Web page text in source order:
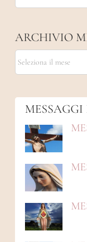
per:
ARCHIVIO
ARCHIVIO
MESSAGGI